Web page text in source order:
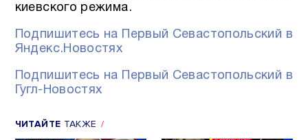
киевского режима.
Подпишитесь на Первый Севастопольский в
Яндекс.Новостях
Подпишитесь на Первый Севастопольский в
Гугл-Новостях
ЧИТАЙТЕ ТАКЖЕ